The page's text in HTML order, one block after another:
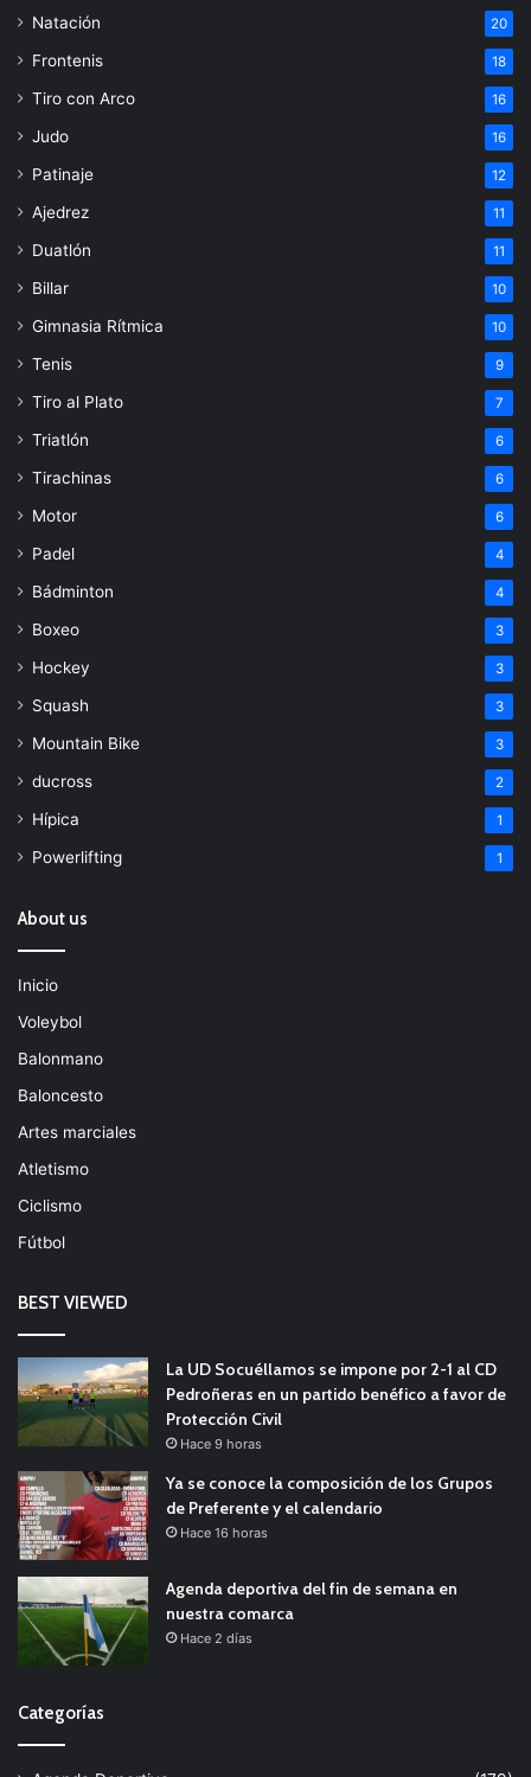
Natación 20
Frontenis 18
Tiro con Arco 16
Judo 16
Patinaje 12
Ajedrez 11
Duatlón 11
Billar 10
Gimnasia Rítmica 10
Tenis 9
Tiro al Plato 7
Triatlón 6
Tirachinas 6
Motor 6
Padel 4
Bádminton 4
Boxeo 3
Hockey 3
Squash 3
Mountain Bike 3
ducross 2
Hípica 1
Powerlifting 1
About us
Inicio
Voleybol
Balonmano
Baloncesto
Artes marciales
Atletismo
Ciclismo
Fútbol
BEST VIEWED
La UD Socuéllamos se impone por 2-1 al CD
Pedroñeras en un partido benéfico a favor de
Protección Civil
Hace 9 horas
Ya se conoce la composición de los Grupos
de Preferente y el calendario
Hace 16 horas
Agenda deportiva del fin de semana en
nuestra comarca
Hace 2 días
Categorías